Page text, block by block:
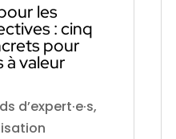
les
: cinq
pour
à valeur
d’expert·e·s,